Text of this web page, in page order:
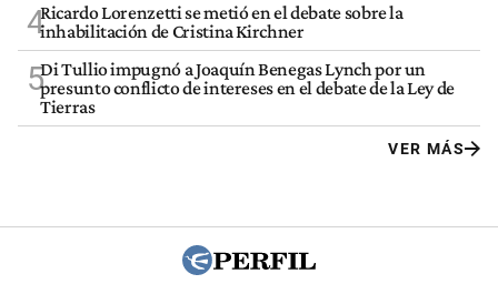
4Ricardo Lorenzetti se metió en el debate sobre la
inhabilitación de Cristina Kirchner
5Di Tullio impugnó a Joaquín Benegas Lynch por un
presunto conflicto de intereses en el debate de la Ley de
Tierras
VER MÁS